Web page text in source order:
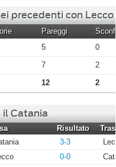
precedenti con Lecco
Pareggi
5
0
7
2
12 2
Catania
Risultato
3-3
0-0